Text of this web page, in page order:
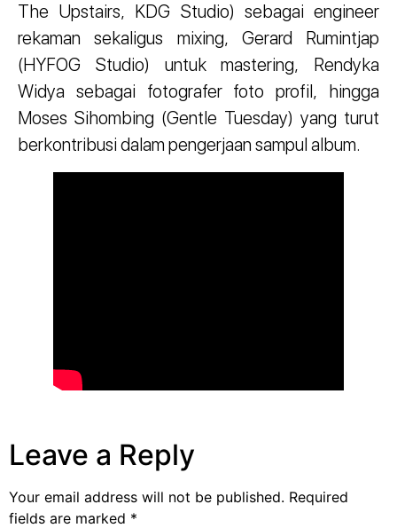
The Upstairs, KDG Studio) sebagai engineer
rekaman sekaligus mixing, Gerard Rumintjap
(HYFOG Studio) untuk mastering, Rendyka
Widya sebagai fotografer foto profil, hingga
Moses Sihombing (Gentle Tuesday) yang turut
berkontribusi dalam pengerjaan sampul album.
Leave a Reply
Your email address will not be published. Required
fields are marked *